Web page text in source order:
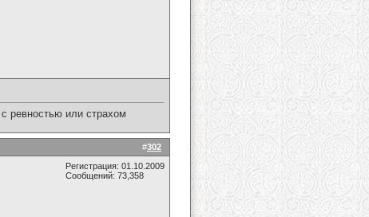
ревностью или страхом
#302
Регистрация: 01.10.2009
Сообщений: 73,358